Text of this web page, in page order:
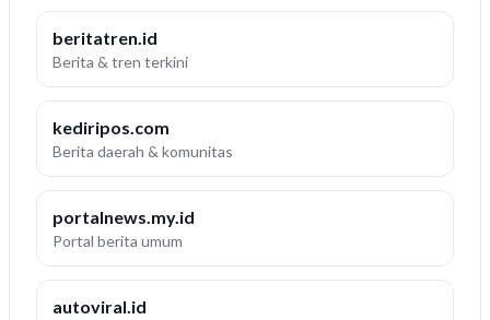
beritatren.id
Berita & tren terkini
kediripos.com
Berita daerah & komunitas
portalnews.my.id
Portal berita umum
autoviral.id